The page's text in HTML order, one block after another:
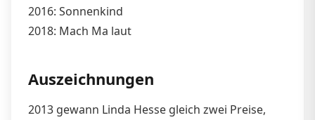
2016: Sonnenkind
2018: Mach Ma laut
Auszeichnungen
2013 gewann Linda Hesse gleich zwei Preise,